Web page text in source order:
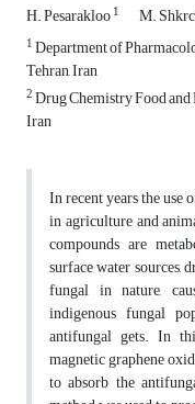
H. Pesarakloo1 M.
1Department of
Tehran, Iran
2Drug Chemistry Food
Iran
In recent years the
in agriculture and
compounds are
surface water
fungal in nature,
indigenous fungal
antifungal gets. In
magnetic graphene
to absorb the